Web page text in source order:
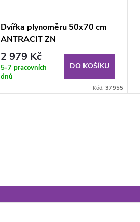
Dvířka plynoměru 50x70 cm
ANTRACIT ZN
2 979 Kč
5-7 pracovních
dnů
DO KOŠÍKU
Kód: 37955